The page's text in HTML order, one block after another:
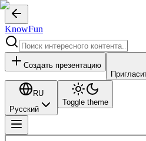
KnowFun
Создать презентацию
RU
Русский
Toggle theme